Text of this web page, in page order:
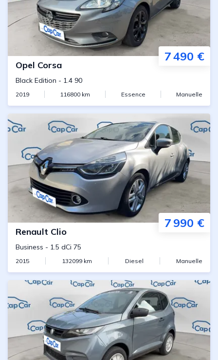
7 490 €
Opel Corsa
Black Edition - 1.4 90
2019 116800 km Essence Manuelle
7 990 €
Renault Clio
Business - 1.5 dCi 75
2015 132099 km Diesel Manuelle